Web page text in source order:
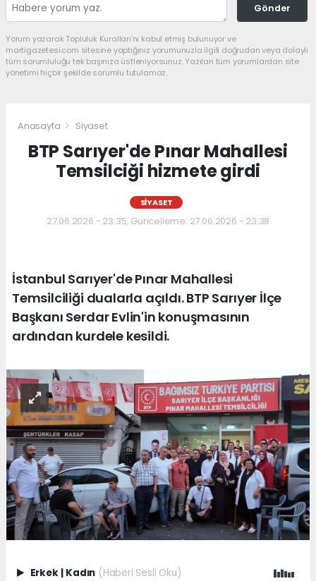
Gönder
Yorum yazarak Topluluk Kuralları’nı kabul etmiş bulunuyor ve
martigazetesi.com sitesine yaptığınız yorumunuzla ilgili doğrudan veya dolaylı
tüm sorumluluğu tek başınıza üstleniyorsunuz. Yazılan tüm yorumlardan site
yönetimi hiçbir şekilde sorumlu tutulamaz.
Anasayfa Siyaset
BTP Sarıyer'de Pınar Mahallesi
Temsilciği hizmete girdi
SIYASET
27.06.2026 - 23:35, Güncelleme: 27.06.2026 - 23:38
İstanbul Sarıyer'de Pınar Mahallesi
Temsilciliği dualarla açıldı. BTP Sarıyer İlçe
Başkanı Serdar Evlin'in konuşmasının
ardından kurdele kesildi.
Erkek | Kadın (Haberi Sesli Oku)